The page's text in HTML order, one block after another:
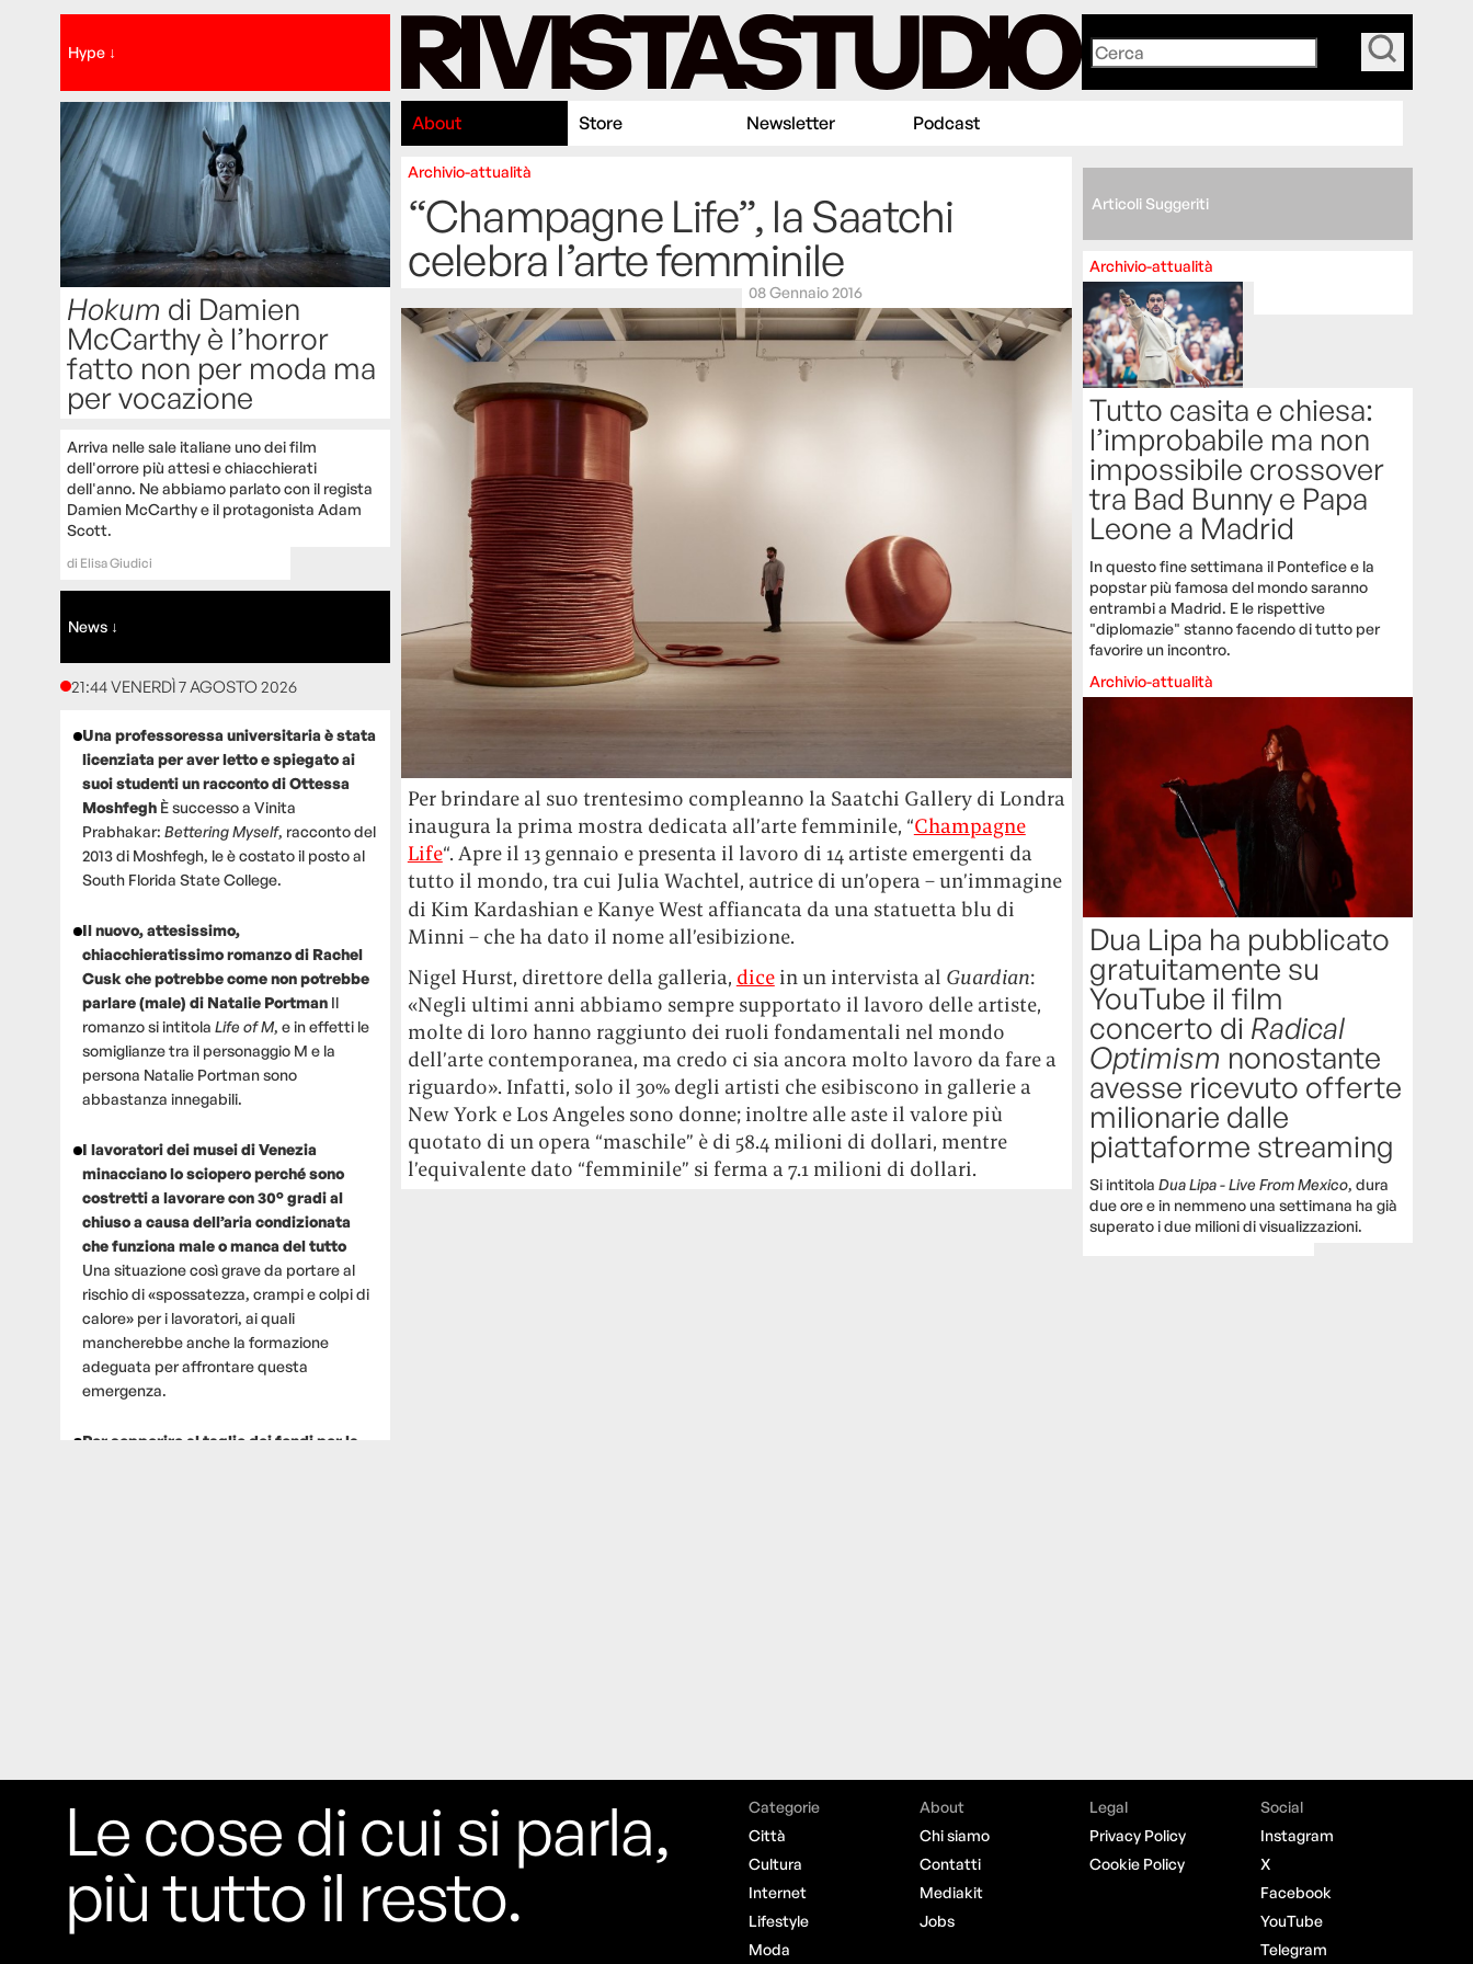
Hype ↓
Hokum di Damien
McCarthy è l’horror
fatto non per moda ma
per vocazione
Arriva nelle sale italiane uno dei film
dell'orrore più attesi e chiacchierati
dell'anno. Ne abbiamo parlato con il regista
Damien McCarthy e il protagonista Adam
Scott.
di Elisa Giudici
News ↓
21:44 VENERDÌ 7 AGOSTO 2026
Una professoressa universitaria è stata
licenziata per aver letto e spiegato ai
suoi studenti un racconto di Ottessa
Moshfegh È successo a Vinita
Prabhakar: Bettering Myself, racconto del
2013 di Moshfegh, le è costato il posto al
South Florida State College.
Il nuovo, attesissimo,
chiacchieratissimo romanzo di Rachel
Cusk che potrebbe come non potrebbe
parlare (male) di Natalie Portman Il
romanzo si intitola Life of M, e in effetti le
somiglianze tra il personaggio M e la
persona Natalie Portman sono
abbastanza innegabili.
I lavoratori dei musei di Venezia
minacciano lo sciopero perché sono
costretti a lavorare con 30° gradi al
chiuso a causa dell’aria condizionata
che funziona male o manca del tutto
Una situazione così grave da portare al
rischio di «spossatezza, crampi e colpi di
calore» per i lavoratori, ai quali
mancherebbe anche la formazione
adeguata per affrontare questa
emergenza.
Per sopperire al taglio dei fondi per la
percentuale di inflazione alimentare in
più, un aumento del costo del cibo che
nel 2027 rischia di arrivare al 3 per cento.
Il ristorante Trippa ha tolto dal menù i
suoi due piatti più celebri perché troppe
persone prendevano solo quelli per
About Store Newsletter Podcast
Archivio-attualità
“Champagne Life”, la Saatchi
celebra l’arte femminile
08 Gennaio 2016
Per brindare al suo trentesimo compleanno la Saatchi Gallery di Londra
inaugura la prima mostra dedicata all’arte femminile, “Champagne
Life“. Apre il 13 gennaio e presenta il lavoro di 14 artiste emergenti da
tutto il mondo, tra cui Julia Wachtel, autrice di un’opera – un’immagine
di Kim Kardashian e Kanye West affiancata da una statuetta blu di
Minni – che ha dato il nome all’esibizione.
Nigel Hurst, direttore della galleria, dicein un intervista al Guardian:
«Negli ultimi anni abbiamo sempre supportato il lavoro delle artiste,
molte di loro hanno raggiunto dei ruoli fondamentali nel mondo
dell’arte contemporanea, ma credo ci sia ancora molto lavoro da fare a
riguardo». Infatti, solo il 30% degli artisti che esibiscono in gallerie a
New York e Los Angeles sono donne; inoltre alle aste il valore più
quotato di un opera “maschile” è di 58.4 milioni di dollari, mentre
l’equivalente dato “femminile” si ferma a 7.1 milioni di dollari.
Articoli Suggeriti
Archivio-attualità
Tutto casita e chiesa:
l’improbabile ma non
impossibile crossover
tra Bad Bunny e Papa
Leone a Madrid
In questo fine settimana il Pontefice e la
popstar più famosa del mondo saranno
entrambi a Madrid. E le rispettive
"diplomazie" stanno facendo di tutto per
favorire un incontro.
Archivio-attualità
Dua Lipa ha pubblicato
gratuitamente su
YouTube il film
concerto di Radical
Optimism nonostante
avesse ricevuto offerte
milionarie dalle
piattaforme streaming
Si intitolaDua Lipa - Live From Mexico, dura
due ore e in nemmeno una settimana ha già
superato i due milioni di visualizzazioni.
Le cose di cui si parla,
più tutto il resto.
Categorie
Città
Cultura
Internet
Lifestyle
Moda
About
Chi siamo
Contatti
Mediakit
Jobs
Legal
Privacy Policy
Cookie Policy
Social
Instagram
X
Facebook
YouTube
Telegram